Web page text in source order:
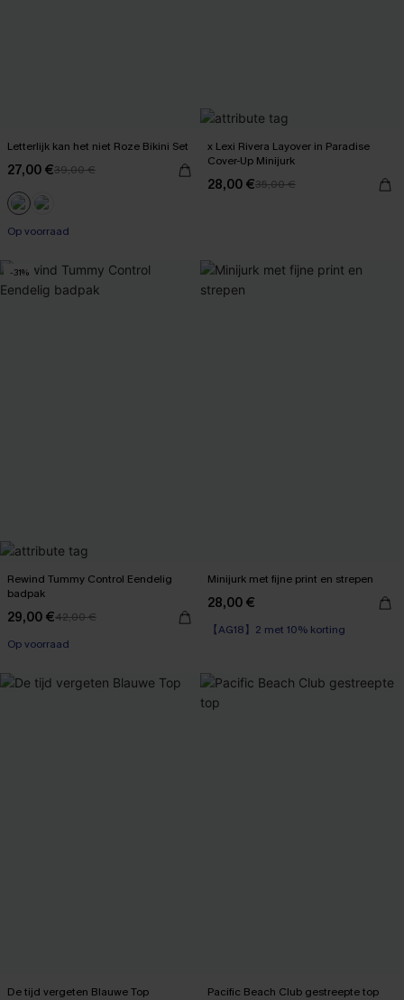
Letterlijk kan het niet Roze Bikini Set
27,00 €39,00 €
Op voorraad
x Lexi Rivera Layover in Paradise
Cover-Up Minijurk
28,00 €35,00 €
-31%
Rewind Tummy Control Eendelig
badpak
29,00 €42,00 €
【AG18】2 met 10% korting
Op voorraad
Minijurk met fijne print en strepen
28,00 €
【AG18】2 met 10% korting
De tijd vergeten Blauwe Top Pacific Beach Club gestreepte top